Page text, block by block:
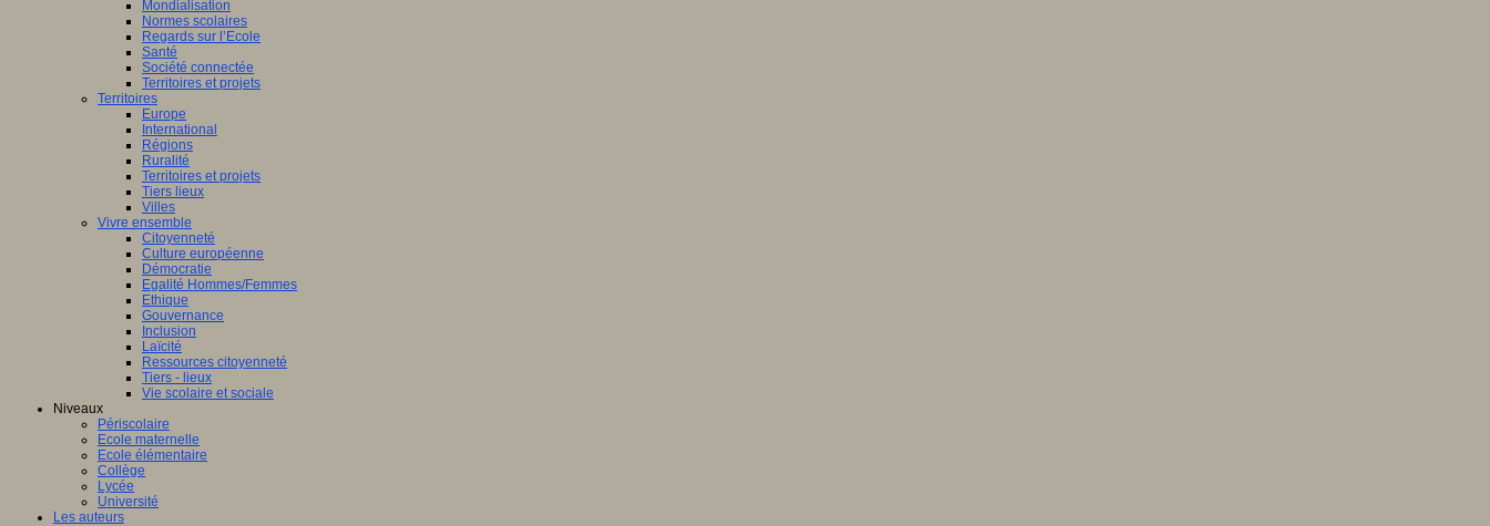
Mondialisation
Normes scolaires
Regards sur l’Ecole
Santé
Société connectée
Territoires et projets
Territoires
Europe
International
Régions
Ruralité
Territoires et projets
Tiers lieux
Villes
Vivre ensemble
Citoyenneté
Culture européenne
Démocratie
Egalité Hommes/Femmes
Ethique
Gouvernance
Inclusion
Laïcité
Ressources citoyenneté
Tiers - lieux
Vie scolaire et sociale
Niveaux
Périscolaire
Ecole maternelle
Ecole élémentaire
Collège
Lycée
Université
Les auteurs